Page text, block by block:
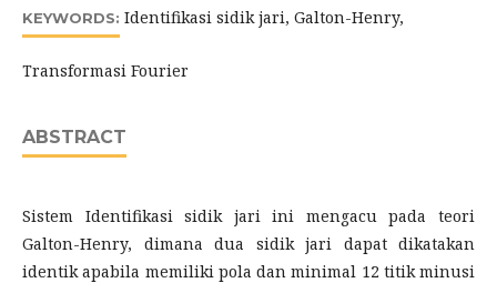
KEYWORDS: Identifikasi sidik jari, Galton-Henry,
Transformasi Fourier
ABSTRACT
Sistem Identifikasi sidik jari ini mengacu pada teori
Galton-Henry, dimana dua sidik jari dapat dikatakan
identik apabila memiliki pola dan minimal 12 titik minusi